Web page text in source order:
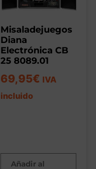
Misaladejuegos
Diana
Electrónica CB
25 8089.01
69,95€ IVA
incluido
Añadir al